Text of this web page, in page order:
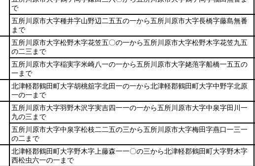
で
五所川原市大字種井字山野辺二五五の一から五所川原市大字長橋字藤島無番
まで
五所川原市大字松野木字花笠五〇の一から五所川原市大字松野木字花笠九五
の二三まで
五所川原市大字稲実字米崎八一の一から五所川原市大字姥萢字船橋一五五の
一まで
北津軽郡鶴田町大字胡桃舘字北田一の一から北津軽郡鶴田町大字中野字北原
一の一まで
五所川原市大字羽野木沢字実吉四一一の一から五所川原市大字中泉字田川一
九の三まで
五所川原市大字中泉字松枝二二五の三から五所川原市大字梅田字燕口一三一
の二まで
北津軽郡鶴田町大字野木字上藤森一一〇の三から北津軽郡鶴田町大字野木字
西松虫六一の一まで